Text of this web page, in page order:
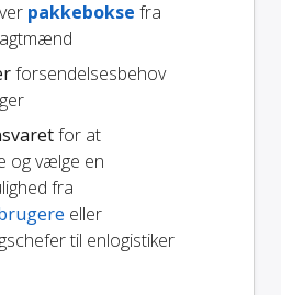
pakkebokse fra
forsendelsesbehov
for at
og vælge en
fra
eller
til enlogistiker